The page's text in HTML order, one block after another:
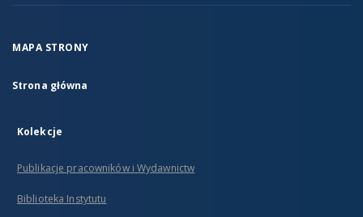
MAPA STRONY
Strona główna
Kolekcje
Publikacje pracowników i Wydawnictw
Biblioteka Instytutu